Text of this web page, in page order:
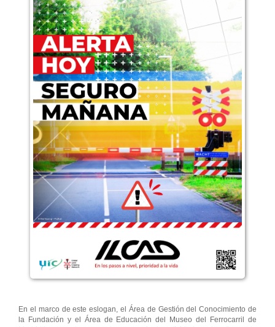
En el marco de este eslogan, el Área de Gestión del Conocimiento de
la Fundación y el Área de Educación del Museo del Ferrocarril de